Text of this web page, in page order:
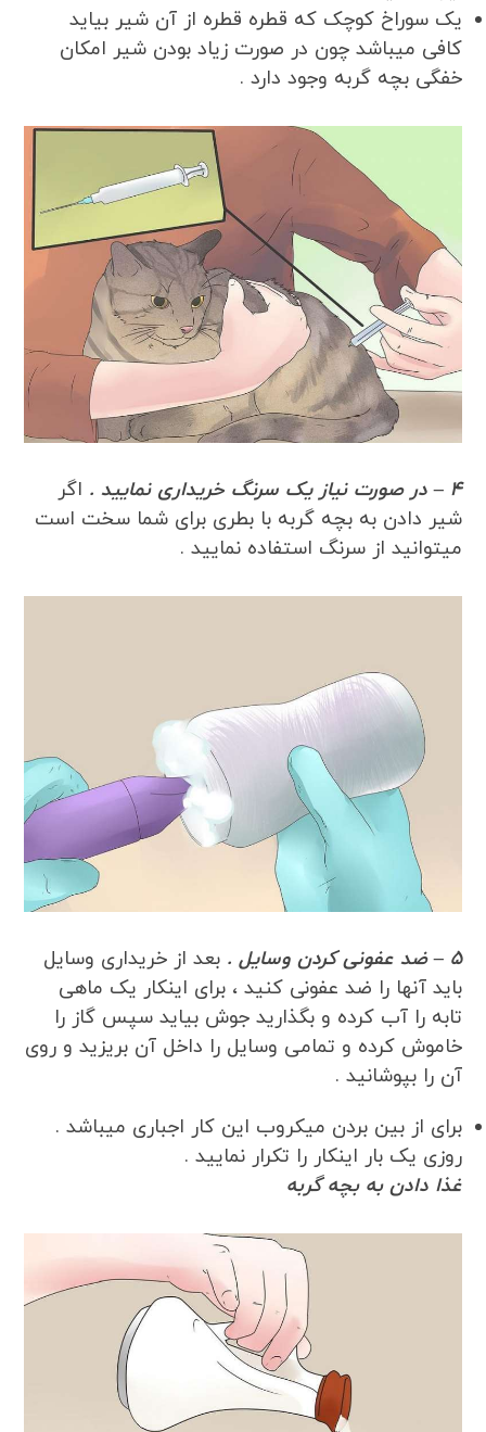
یک سوراخ کوچک که قطره قطره از آن شیر بیاید
کافی میباشد چون در صورت زیاد بودن شیر امکان
خفگی بچه گربه وجود دارد .
4 – در صورت نیاز یک سرنگ خریداری نمایید .
اگر
شیر دادن به بچه گربه با بطری برای شما سخت است
میتوانید از سرنگ استفاده نمایید .
5 – ضد عفونی کردن وسایل .
بعد از خریداری وسایل
باید آنها را ضد عفونی کنید ، برای اینکار یک ماهی
تابه را آب کرده و بگذارید جوش بیاید سپس گاز را
خاموش کرده و تمامی وسایل را داخل آن بریزید و روی
آن را بپوشانید .
برای از بین بردن میکروب این کار اجباری میباشد .
روزی یک بار اینکار را تکرار نمایید .
غذا دادن به بچه گربه